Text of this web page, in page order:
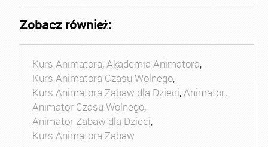
Zobacz również:
Kurs Animatora,Akademia Animatora,
Kurs Animatora Czasu Wolnego,
Kurs Animatora Zabaw dla Dzieci,Animator,
Animator Czasu Wolnego,
Animator Zabaw dla Dzieci,
Kurs Animatora Zabaw